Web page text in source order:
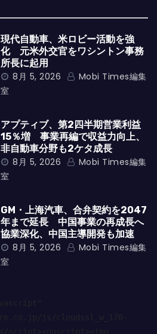
現代自動車、米ロビー活動を強
化 元米外交官をワシントン事務
所長に起用
8月 5, 2026
Mobi Times編集
室
アプティブ、第2四半期営業利益
15％増 事業再編で収益力向上、
非自動車分野も2ケタ成長
8月 5, 2026
Mobi Times編集
室
GM・上海汽車、合弁契約を2047
年まで延長 中国事業の再成長へ
協業深化、中国主導開発も加速
8月 5, 2026
Mobi Times編集
室